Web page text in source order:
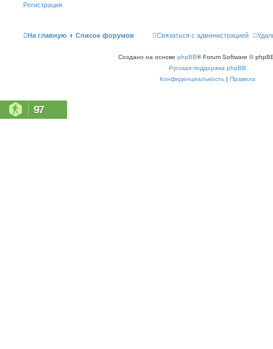
Регистрация
На главную Список форумов Связаться с администрацией
Создано на основе phpBB® Forum Software ©
Русская поддержка phpBB
Конфиденциальность | Правила
97